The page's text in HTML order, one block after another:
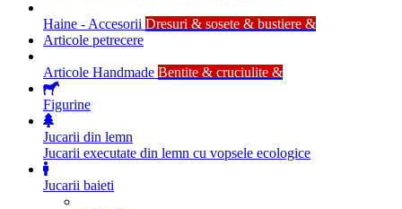
Haine - Accesorii Dresuri & sosete & bustiere &
Articole petrecere
Articole Handmade Bentite & cruciulite &
Figurine
Jucarii din lemn
Jucarii executate din lemn cu vopsele ecologice
Jucarii baieti